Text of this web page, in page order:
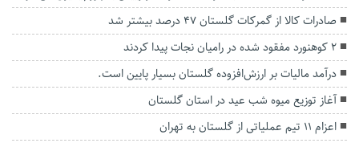
صادرات کالا از گمرکات گلستان ۴۷ درصد بیشتر شد
۲ کوهنورد مفقود شده در رامیان‌ نجات پیدا کردند
درآمد مالیات بر ارزش‌افزوده گلستان بسیار پایین است.
آغاز توزیع میوه شب عید در استان گلستان
اعزام ۱۱ تیم عملیاتی از گلستان به تهران